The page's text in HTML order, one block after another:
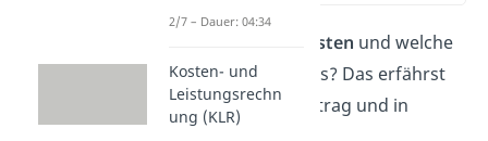
Einzelkosten und welche
Arten davon gibt es? Das erfährst
du in unserem Beitrag und in
2/7 – Dauer: 04:34
Kosten- und
Leistungsrechn
ung (KLR)